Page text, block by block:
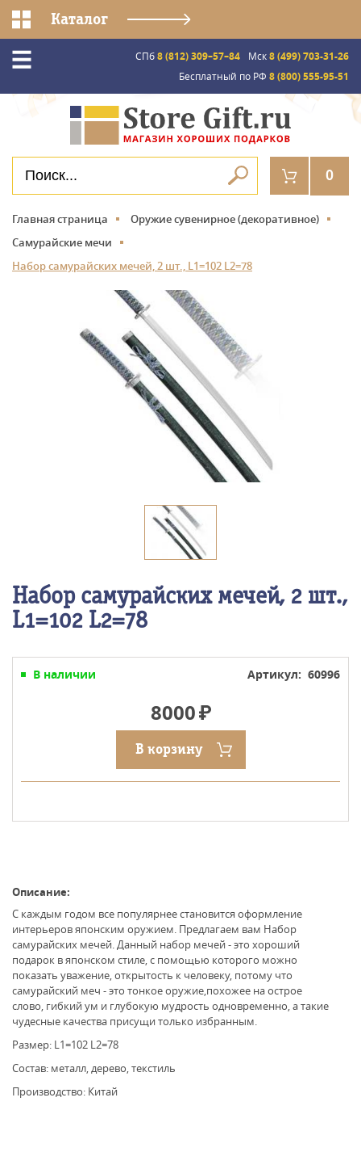
СПб8 (812) 309–57–84 Мск8 (499) 703-31-26
Бесплатный по РФ 8 (800) 555-95-51
0
Каталог
Главная страница
Оружие сувенирное (декоративное)
Самурайские мечи
Набор самурайских мечей, 2 шт., L1=102 L2=78
Набор самурайских мечей, 2 шт.,
L1=102 L2=78
В наличии Артикул: 60996
8000
В корзину
Описание:
С каждым годом все популярнее становится оформление
интерьеров японским оружием. Предлагаем вам Набор
самурайских мечей. Данный набор мечей - это хороший
подарок в японском стиле, с помощью которого можно
показать уважение, открытость к человеку, потому что
самурайский меч - это тонкое оружие,похожее на острое
слово, гибкий ум и глубокую мудрость одновременно, а такие
чудесные качества присущи только избранным.
Размер: L1=102 L2=78
Состав: металл, дерево, текстиль
Производство: Китай